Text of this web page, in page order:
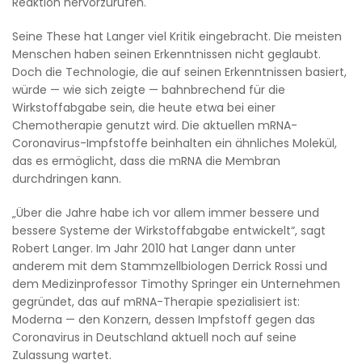
Seine These hat Langer viel Kritik eingebracht. Die meisten
Menschen haben seinen Erkenntnissen nicht geglaubt.
Doch die Technologie, die auf seinen Erkenntnissen basiert,
würde — wie sich zeigte — bahnbrechend für die
Wirkstoffabgabe sein, die heute etwa bei einer
Chemotherapie genutzt wird. Die aktuellen mRNA-
Coronavirus-Impfstoffe beinhalten ein ähnliches Molekül,
das es ermöglicht, dass die mRNA die Membran
durchdringen kann.
„Über die Jahre habe ich vor allem immer bessere und
bessere Systeme der Wirkstoffabgabe entwickelt“, sagt
Robert Langer. Im Jahr 2010 hat Langer dann unter
anderem mit dem Stammzellbiologen Derrick Rossi und
dem Medizinprofessor Timothy Springer ein Unternehmen
gegründet, das auf mRNA-Therapie spezialisiert ist:
Moderna — den Konzern, dessen Impfstoff gegen das
Coronavirus in Deutschland aktuell noch auf seine
Zulassung wartet.